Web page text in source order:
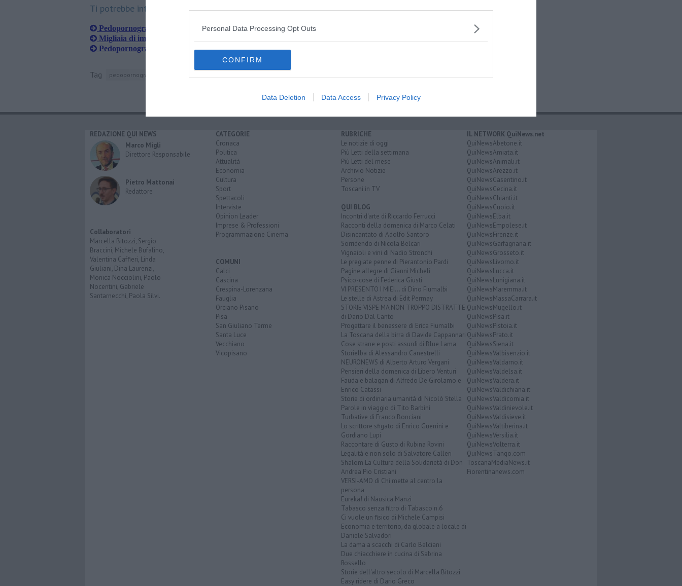
Personal Data Processing Opt Outs
CONFIRM
Data Deletion Data Access Privacy Policy
Ti potrebbe interessare anche:
Pedopornografia online, arresti e perquisizioni
Migliaia di immagini pedopornografiche nel telefono, scatta l'arresto
Pedopornografia, arrestato un insegnante
Tag pedopornografia
REDAZIONE QUI NEWS
Marco Migli
Direttore Responsabile
Pietro Mattonai
Redattore
Collaboratori
Marcella Bitozzi, Sergio
Braccini, Michele Bufalino,
Valentina Caffieri, Linda
Giuliani, Dina Laurenzi,
Monica Nocciolini, Paolo
Nocentini, Gabriele
Santarnecchi, Paola Silvi.
CATEGORIE
Cronaca
Politica
Attualità
Economia
Cultura
Sport
Spettacoli
Interviste
Opinion Leader
Imprese & Professioni
Programmazione Cinema
COMUNI
Calci
Cascina
Crespina-Lorenzana
Fauglia
Orciano Pisano
Pisa
San Giuliano Terme
Santa Luce
Vecchiano
Vicopisano
RUBRICHE
Le notizie di oggi
Più Letti della settimana
Più Letti del mese
Archivio Notizie
Persone
Toscani in TV
QUI BLOG
Incontri d'arte di Riccardo Ferrucci
Racconti della domenica di Marco Celati
Disincantato di Adolfo Santoro
Sorridendo di Nicola Belcari
Vignaioli e vini di Nadio Stronchi
Le pregiate penne di Pierantonio Pardi
Pagine allegre di Gianni Micheli
Psico-cose di Federica Giusti
VI PRESENTO I MIEI... di Dino Fiumalbi
Le stelle di Astrea di Edit Permay
STORIE VISPE MA NON TROPPO DISTRATTE
di Dario Dal Canto
Progettare il benessere di Erica Fiumalbi
La Toscana della birra di Davide Cappannari
Cose strane e posti assurdi di Blue Lama
Storielba di Alessandro Canestrelli
NEURONEWS di Alberto Arturo Vergani
Pensieri della domenica di Libero Venturi
Fauda e balagan di Alfredo De Girolamo e
Enrico Catassi
Storie di ordinaria umanità di Nicolò Stella
Parole in viaggio di Tito Barbini
Turbative di Franco Bonciani
Lo scrittore sfigato di Enrico Guerrini e
Gordiano Lupi
Raccontare di Gusto di Rubina Rovini
Legalità e non solo di Salvatore Calleri
Shalom La Cultura della Solidarietà di Don
Andrea Pio Cristiani
VERSI-AMO di Chi mette al centro la
persona
Eureka! di Nausica Manzi
Tabasco senza filtro di Tabasco n.6
Ci vuole un fisico di Michele Campisi
Economia e territorio, da globale a locale di
Daniele Salvadori
La dama a scacchi di Carlo Belciani
Due chiacchiere in cucina di Sabrina
Rossello
Storie dell'altro secolo di Marcella Bitozzi
Easy ridere di Dario Greco
IL NETWORK QuiNews.net
QuiNewsAbetone.it
QuiNewsAmiata.it
QuiNewsAnimali.it
QuiNewsArezzo.it
QuiNewsCasentino.it
QuiNewsCecina.it
QuiNewsChianti.it
QuiNewsCuoio.it
QuiNewsElba.it
QuiNewsEmpolese.it
QuiNewsFirenze.it
QuiNewsGarfagnana.it
QuiNewsGrosseto.it
QuiNewsLivorno.it
QuiNewsLucca.it
QuiNewsLunigiana.it
QuiNewsMaremma.it
QuiNewsMassaCarrara.it
QuiNewsMugello.it
QuiNewsPisa.it
QuiNewsPistoia.it
QuiNewsPrato.it
QuiNewsSiena.it
QuiNewsValbisenzio.it
QuiNewsValdarno.it
QuiNewsValdelsa.it
QuiNewsValdera.it
QuiNewsValdichiana.it
QuiNewsValdicornia.it
QuiNewsValdinievole.it
QuiNewsValdisieve.it
QuiNewsValtiberina.it
QuiNewsVersilia.it
QuiNewsVolterra.it
QuiNewsTango.com
ToscanaMediaNews.it
Fiorentinanews.com